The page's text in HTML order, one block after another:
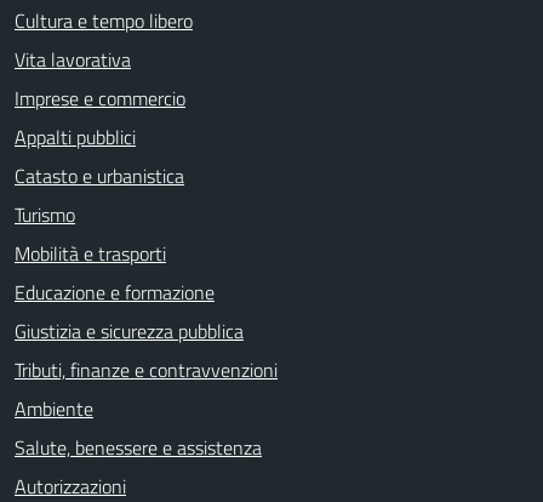
Cultura e tempo libero
Vita lavorativa
Imprese e commercio
Appalti pubblici
Catasto e urbanistica
Turismo
Mobilità e trasporti
Educazione e formazione
Giustizia e sicurezza pubblica
Tributi, finanze e contravvenzioni
Ambiente
Salute, benessere e assistenza
Autorizzazioni